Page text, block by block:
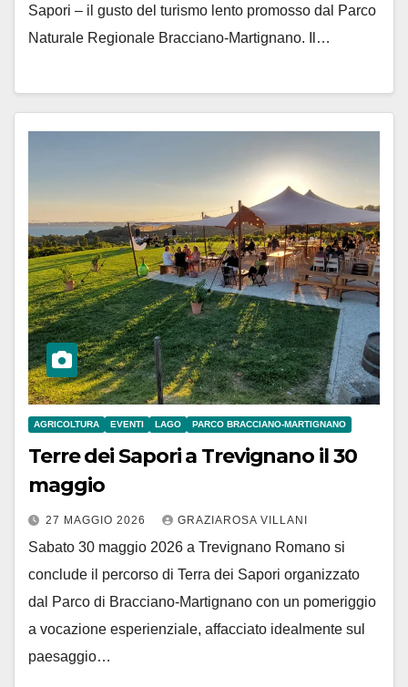
Sapori – il gusto del turismo lento promosso dal Parco
Naturale Regionale Bracciano-Martignano. Il…
AGRICOLTURA EVENTI LAGO PARCO BRACCIANO-MARTIGNANO
Terre dei Sapori a Trevignano il 30
maggio
27 MAGGIO 2026 GRAZIAROSA VILLANI
Sabato 30 maggio 2026 a Trevignano Romano si
conclude il percorso di Terra dei Sapori organizzato
dal Parco di Bracciano-Martignano con un pomeriggio
a vocazione esperienziale, affacciato idealmente sul
paesaggio…